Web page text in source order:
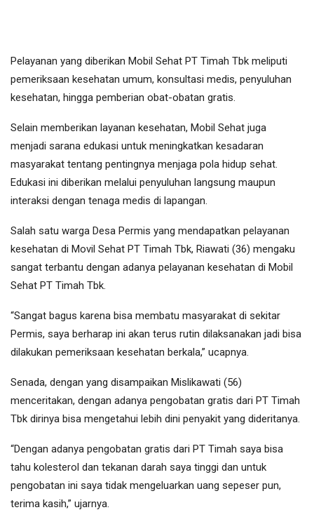
Pelayanan yang diberikan Mobil Sehat PT Timah Tbk meliputi
pemeriksaan kesehatan umum, konsultasi medis, penyuluhan
kesehatan, hingga pemberian obat-obatan gratis.
Selain memberikan layanan kesehatan, Mobil Sehat juga
menjadi sarana edukasi untuk meningkatkan kesadaran
masyarakat tentang pentingnya menjaga pola hidup sehat.
Edukasi ini diberikan melalui penyuluhan langsung maupun
interaksi dengan tenaga medis di lapangan.
Salah satu warga Desa Permis yang mendapatkan pelayanan
kesehatan di Movil Sehat PT Timah Tbk, Riawati (36) mengaku
sangat terbantu dengan adanya pelayanan kesehatan di Mobil
Sehat PT Timah Tbk.
“Sangat bagus karena bisa membatu masyarakat di sekitar
Permis, saya berharap ini akan terus rutin dilaksanakan jadi bisa
dilakukan pemeriksaan kesehatan berkala,” ucapnya.
Senada, dengan yang disampaikan Mislikawati (56)
menceritakan, dengan adanya pengobatan gratis dari PT Timah
Tbk dirinya bisa mengetahui lebih dini penyakit yang dideritanya.
“Dengan adanya pengobatan gratis dari PT Timah saya bisa
tahu kolesterol dan tekanan darah saya tinggi dan untuk
pengobatan ini saya tidak mengeluarkan uang sepeser pun,
terima kasih,” ujarnya.